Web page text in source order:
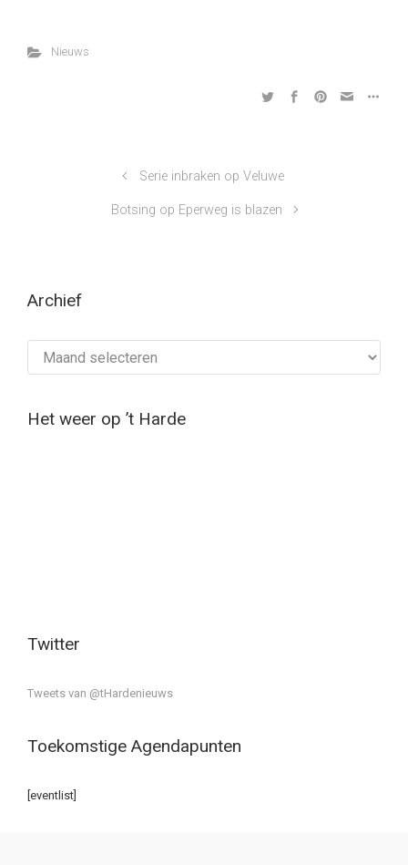
Nieuws
Serie inbraken op Veluwe
Botsing op Eperweg is blazen
Archief
Het weer op ’t Harde
Twitter
Tweets van @tHardenieuws
Toekomstige Agendapunten
[eventlist]